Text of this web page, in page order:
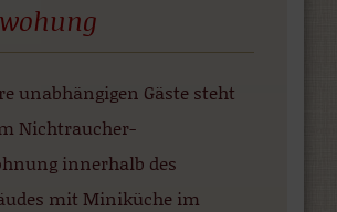
unabhängigen Gäste steht
Nichtraucher-
innerhalb des
mit Miniküche im